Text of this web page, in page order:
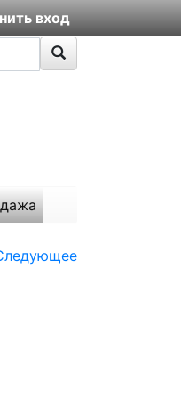
вход